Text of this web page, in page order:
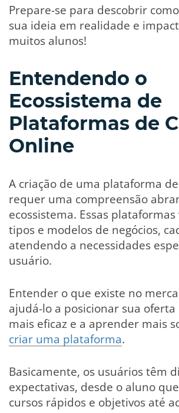
Prepare-se para descobrir
sua ideia em realidade e
muitos alunos!
Entendendo o
Ecossistema de
Plataformas de
Online
A criação de uma plataforma
requer uma compreensão
ecossistema. Essas
tipos e modelos de negócios,
atendendo a necessidades
usuário.
Entender o que existe no
ajudá-lo a posicionar sua
mais eficaz e a aprender mais
criar uma plataforma.
Basicamente, os usuários têm
expectativas, desde o aluno
cursos rápidos e objetivos até